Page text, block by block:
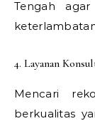
Tengah
4. Layanan
Mencari
berkualitas